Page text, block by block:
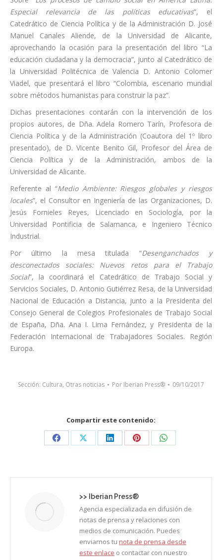
Especial relevancia de las políticas educativas”, el
Catedrático de Ciencia Política y de la Administración D. José
Manuel Canales Aliende, de la Universidad de Alicante,
aprovechando la ocasión para la presentación del libro “La
educación ciudadana y la democracia”, junto al Catedrático de
la Universidad Politécnica de Valencia D. Antonio Colomer
Viadel, que presentará el libro “Colombia, escenario mundial
sobre métodos humanistas para construir la paz”.
Dichas presentaciones contarán con la intervención de los
propios autores, de Dña. Adela Romero Tarín, Profesora de
Ciencia Política y de la Administración (Coautora del 1º libro
presentado), de D. Vicente Benito Gil, Profesor del Área de
Ciencia Política y de la Administración, ambos de la
Universidad de Alicante.
Referente al “Medio Ambiente: Riesgos globales y riesgos
locales”, el Consultor en Ingeniería de las Organizaciones, D.
Jesús Fornieles Reyes, Licenciado en Sociología, por la
Universidad Pontificia de Salamanca, e Ingeniero Técnico
Industrial.
Por último la mesa titulada “Desenganchados y
desconectados sociales: Nuevos retos para el Trabajo
Social”, la coordinará el Catedrático de Trabajo Social y
Servicios Sociales, D. Antonio Gutiérrez Resa, de la Universidad
Nacional de Educación a Distancia, junto a la Presidenta del
Consejo General de Colegios Profesionales de Trabajo Social
de España, Dña. Ana I. Lima Fernández, y Presidenta de la
Federación Internacional de Trabajadores Sociales. Región
Europa.
Sección: Cultura, Otras noticias Por Iberian Press® 09/10/2017
Compartir este contenido:
Share
Facebook
Share
X
Share
LinkedIn
Share
Pinterest
Share
WhatsApp
>> Iberian Press®
Agencia especializada en difusión de
notas de prensa y relaciones con
medios de comunicación. Puedes
enviarnos tu nota de prensa desde
este enlace o contactar con nuestro